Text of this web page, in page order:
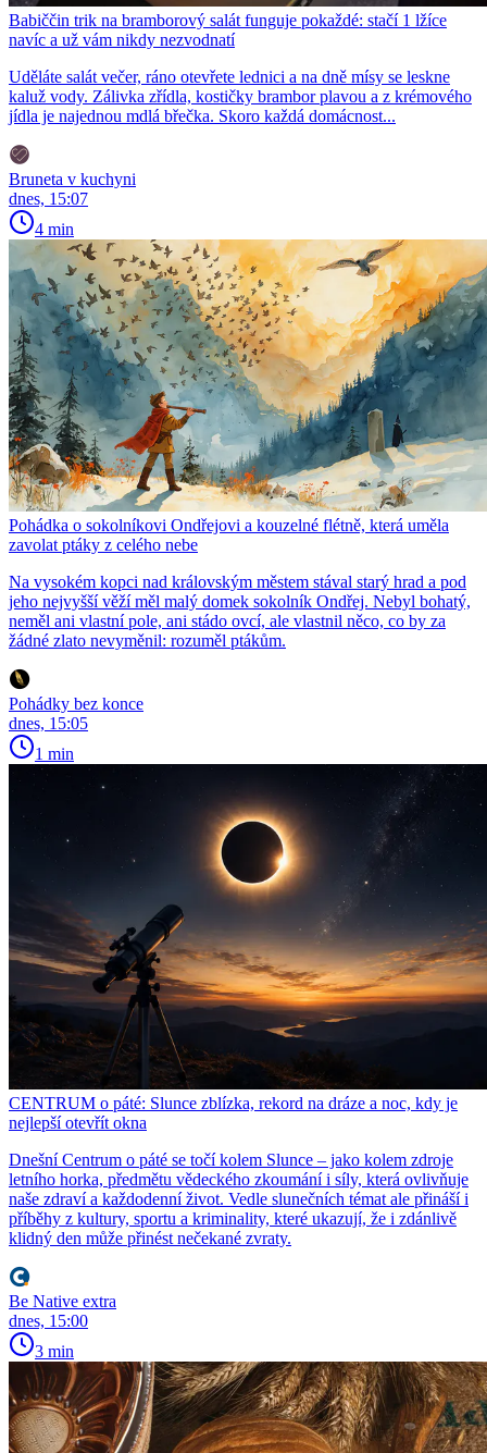
Babiččin trik na bramborový salát funguje pokaždé: stačí 1 lžíce
navíc a už vám nikdy nezvodnatí
Uděláte salát večer, ráno otevřete lednici a na dně mísy se leskne
kaluž vody. Zálivka zřídla, kostičky brambor plavou a z krémového
jídla je najednou mdlá břečka. Skoro každá domácnost...
Bruneta v kuchyni
dnes, 15:07
4 min
Pohádka o sokolníkovi Ondřejovi a kouzelné flétně, která uměla
zavolat ptáky z celého nebe
Na vysokém kopci nad královským městem stával starý hrad a pod
jeho nejvyšší věží měl malý domek sokolník Ondřej. Nebyl bohatý,
neměl ani vlastní pole, ani stádo ovcí, ale vlastnil něco, co by za
žádné zlato nevyměnil: rozuměl ptákům.
Pohádky bez konce
dnes, 15:05
1 min
CENTRUM o páté: Slunce zblízka, rekord na dráze a noc, kdy je
nejlepší otevřít okna
Dnešní Centrum o páté se točí kolem Slunce – jako kolem zdroje
letního horka, předmětu vědeckého zkoumání i síly, která ovlivňuje
naše zdraví a každodenní život. Vedle slunečních témat ale přináší i
příběhy z kultury, sportu a kriminality, které ukazují, že i zdánlivě
klidný den může přinést nečekané zvraty.
Be Native extra
dnes, 15:00
3 min